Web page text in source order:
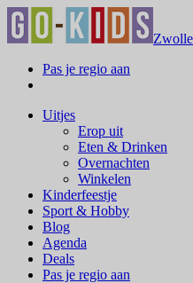
Pas je regio aan
Uitjes
Erop uit
Eten & Drinken
Overnachten
Winkelen
Kinderfeestje
Sport & Hobby
Blog
Agenda
Deals
Pas je regio aan